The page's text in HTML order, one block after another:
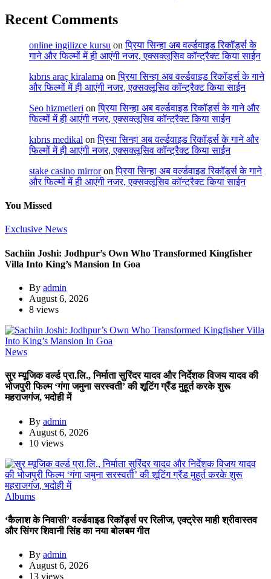
Recent Comments
online ingilizce kursu onप्रिया सिन्हा अब वर्ल्डवाइड रिकॉर्ड्स के
गाने और फिल्मों में ही आएंगी नजर, एक्सक्लूसिव कॉन्ट्रैक्ट किया साईन
kıbrıs araç kiralama onप्रिया सिन्हा अब वर्ल्डवाइड रिकॉर्ड्स के गाने
और फिल्मों में ही आएंगी नजर, एक्सक्लूसिव कॉन्ट्रैक्ट किया साईन
Seo hizmetleri onप्रिया सिन्हा अब वर्ल्डवाइड रिकॉर्ड्स के गाने और
फिल्मों में ही आएंगी नजर, एक्सक्लूसिव कॉन्ट्रैक्ट किया साईन
kıbrıs medikal onप्रिया सिन्हा अब वर्ल्डवाइड रिकॉर्ड्स के गाने और
फिल्मों में ही आएंगी नजर, एक्सक्लूसिव कॉन्ट्रैक्ट किया साईन
stake casino mirroronप्रिया सिन्हा अब वर्ल्डवाइड रिकॉर्ड्स के गाने
और फिल्मों में ही आएंगी नजर, एक्सक्लूसिव कॉन्ट्रैक्ट किया साईन
You Missed
Exclusive News
Sachiin Joshi: Jodhpur’s Own Who Transformed Kingfisher
Villa Into King’s Mansion In Goa
By admin
August 6, 2026
8 views
News
सुर म्यूजिक वर्ल्ड प्रा.लि., निर्माता सुरिंदर यादव और निर्देशक विजय यादव की
भोजपुरी फिल्म ‘गंगा जमुना सरस्वती’ की शूटिंग ग्रैंड मुहूर्त करके शुरू
महराजगंज, भदोही में
By admin
August 6, 2026
10 views
Albums
‘कैलाश के निवासी’ वर्ल्डवाइड रिकॉर्ड्स पर रिलीज, एक्ट्रेस माही श्रीवास्तव
और सिंगर शिवानी सिंह का नया बोलबम गीत
By admin
August 6, 2026
13 views